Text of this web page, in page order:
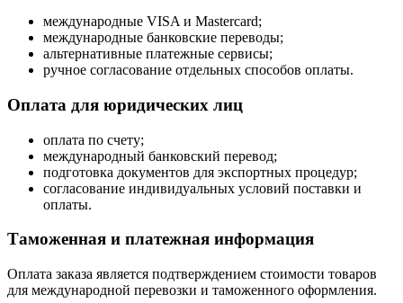
международные VISA и Mastercard;
международные банковские переводы;
альтернативные платежные сервисы;
ручное согласование отдельных способов оплаты.
Оплата для юридических лиц
оплата по счету;
международный банковский перевод;
подготовка документов для экспортных процедур;
согласование индивидуальных условий поставки и
оплаты.
Таможенная и платежная информация
Оплата заказа является подтверждением стоимости товаров
для международной перевозки и таможенного оформления.